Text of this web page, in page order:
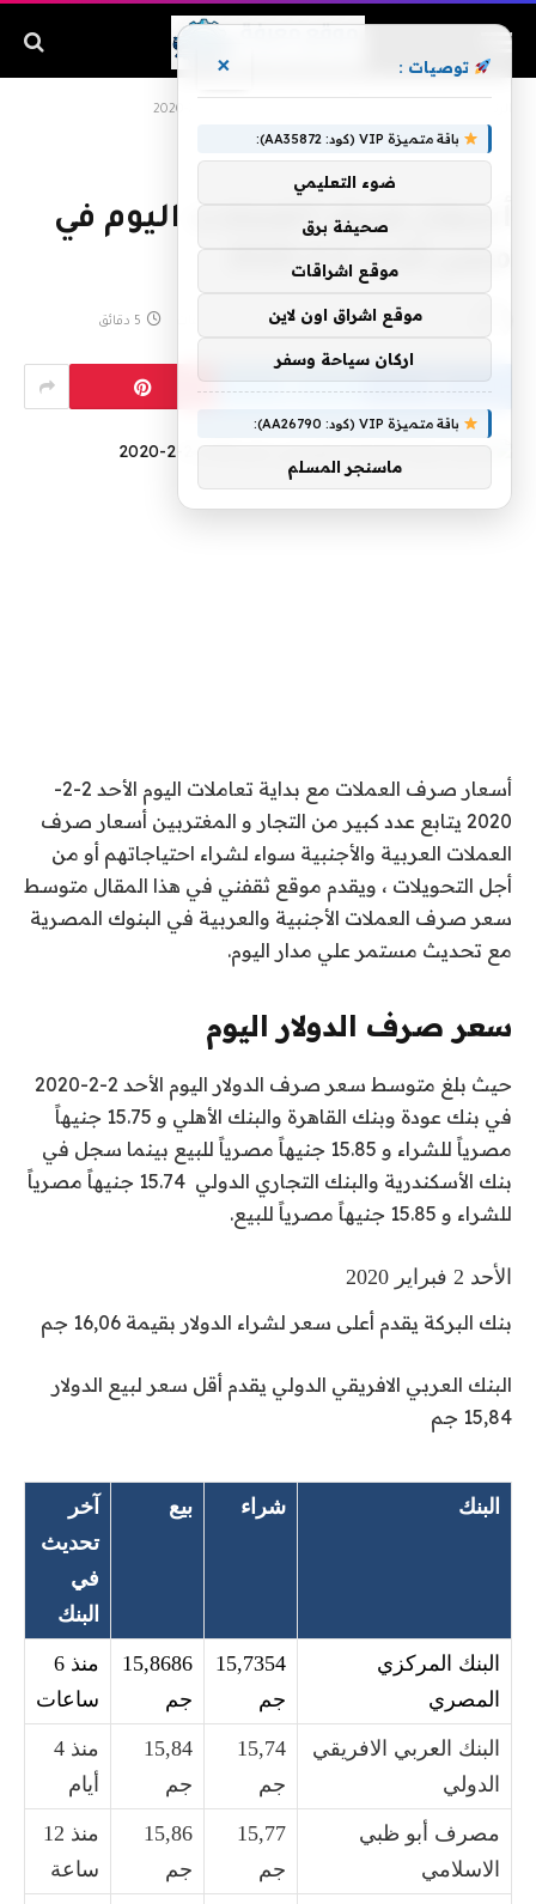
أسعار صرف العملات اليوم في
مصر الأحد 2-2-2020
بواسطة فبراير 2, 2020 5 دقائق
أسعار صرف العملات مع بداية تعاملات اليوم الأحد 2-2-
2020 يتابع عدد كبير من التجار و المغتربين أسعار صرف
العملات العربية والأجنبية سواء لشراء احتياجاتهم أو من
أجل التحويلات ، ويقدم موقع ثقفني في هذا المقال متوسط
سعر صرف العملات الأجنبية والعربية في البنوك المصرية
مع تحديث مستمر علي مدار اليوم.
سعر صرف الدولار اليوم
في بنك عودة وبنك القاهرة والبنك الأهلي و 15.75 جنيهاً
مصرياً للشراء و 15.85 جنيهاً مصرياً للبيع بينما سجل في
بنك الأسكندرية والبنك التجاري الدولي 15.74 جنيهاً مصرياً
للشراء و 15.85 جنيهاً مصرياً للبيع.
الأحد 2 فبراير 2020
بنك البركة يقدم أعلى سعر لشراء الدولار بقيمة 16,06 جم
البنك العربي الافريقي الدولي يقدم أقل سعر لبيع الدولار
15,84 جم
البنك شراء بيع
آخر
تحديث
في
البنك
البنك المركزي
المصري
15,7354
جم
15,8686
جم
منذ 6
ساعات
البنك العربي الافريقي
الدولي
15,74
جم
15,84
جم
منذ 4
أيام
مصرف أبو ظبي
الاسلامي
15,77
جم
15,86
جم
منذ 12
ساعة
توصيات : ×
باقة متميزة VIP (كود: AA35872):
ضوء التعليمي
صحيفة برق
موقع اشراقات
موقع اشراق اون لاين
اركان سياحة وسفر
باقة متميزة VIP (كود: AA26790):
ماسنجر المسلم